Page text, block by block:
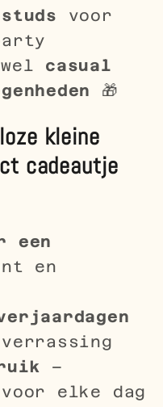
voor
casual
🎁
kleine
cadeautje
een
en
–
elke dag